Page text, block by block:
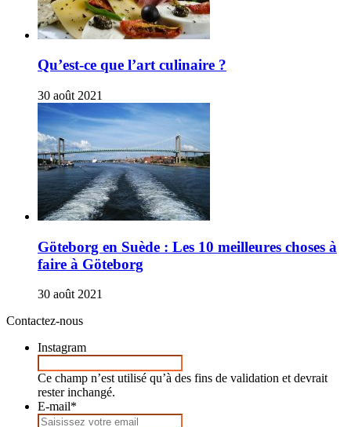
Qu’est-ce que l’art culinaire ?
30 août 2021
Göteborg en Suède : Les 10 meilleures choses à
faire à Göteborg
30 août 2021
Contactez-nous
Instagram
Ce champ n’est utilisé qu’à des fins de validation et devrait
rester inchangé.
E-mail*